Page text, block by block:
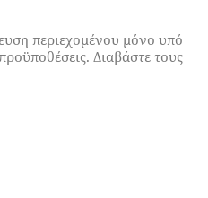
περιεχομένου μόνο υπό
Διαβάστε τους